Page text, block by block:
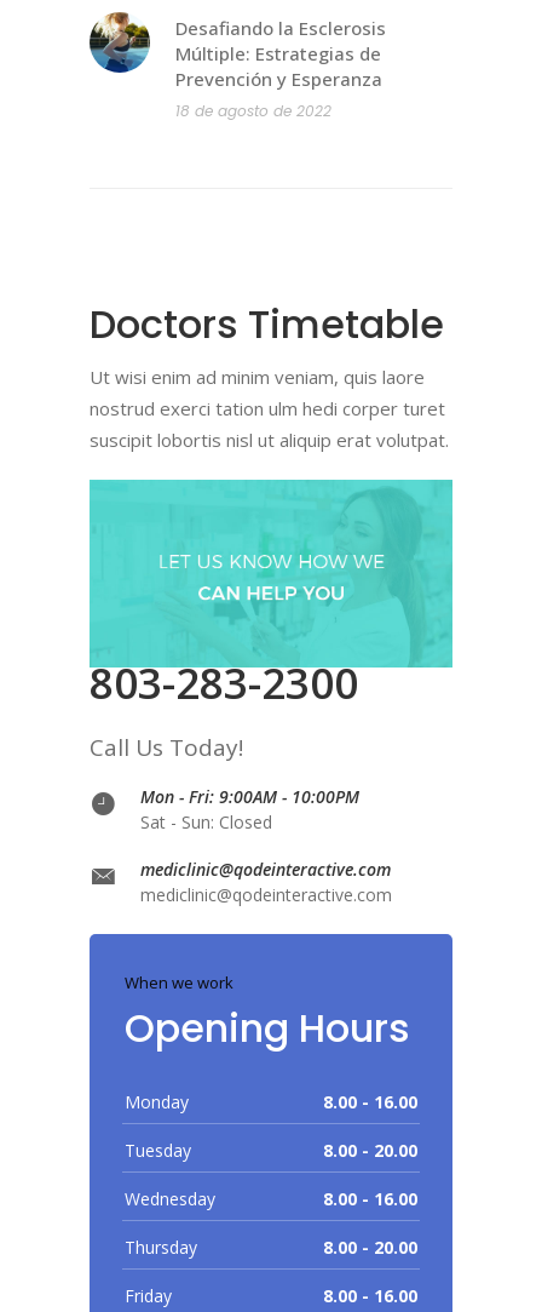
Desafiando la Esclerosis
Múltiple: Estrategias de
Prevención y Esperanza
18 de agosto de 2022
Doctors Timetable
Ut wisi enim ad minim veniam, quis laore
nostrud exerci tation ulm hedi corper turet
suscipit lobortis nisl ut aliquip erat volutpat.
803-283-2300
Call Us Today!
Mon - Fri: 9:00AM - 10:00PM
Sat - Sun: Closed
mediclinic@qodeinteractive.com
mediclinic@qodeinteractive.com
When we work
Opening Hours
Monday 8.00 - 16.00
Tuesday 8.00 - 20.00
Wednesday 8.00 - 16.00
Thursday 8.00 - 20.00
Friday 8.00 - 16.00